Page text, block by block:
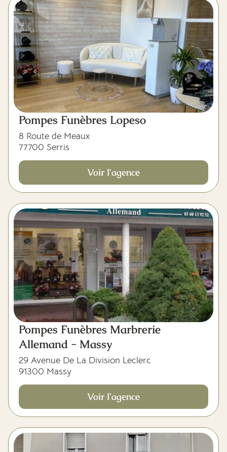
Pompes Funèbres Lopeso
8 Route de Meaux
77700 Serris
Voir l'agence
Pompes Funèbres Marbrerie
Allemand - Massy
29 Avenue De La Division Leclerc
91300 Massy
Voir l'agence